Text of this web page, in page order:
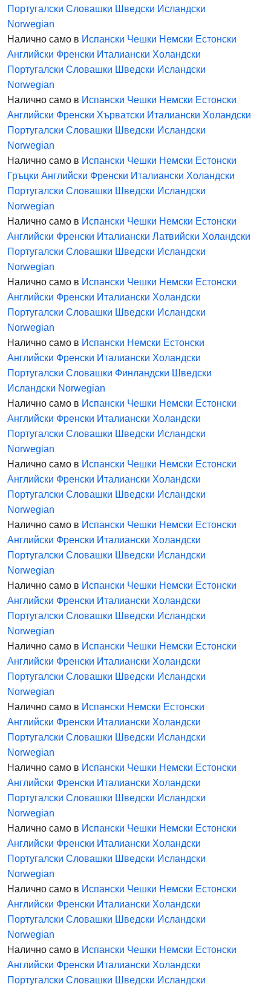
Португалски Словашки Шведски Исландски
Norwegian
Налично само в Испански Чешки Немски Естонски
Английски Френски Италиански Холандски
Португалски Словашки Шведски Исландски
Norwegian
Налично само в Испански Чешки Немски Естонски
Английски Френски Хърватски Италиански Холандски
Португалски Словашки Шведски Исландски
Norwegian
Налично само в Испански Чешки Немски Естонски
Гръцки Английски Френски Италиански Холандски
Португалски Словашки Шведски Исландски
Norwegian
Налично само в Испански Чешки Немски Естонски
Английски Френски Италиански Латвийски Холандски
Португалски Словашки Шведски Исландски
Norwegian
Налично само в Испански Чешки Немски Естонски
Английски Френски Италиански Холандски
Португалски Словашки Шведски Исландски
Norwegian
Налично само в Испански Немски Естонски
Английски Френски Италиански Холандски
Португалски Словашки Финландски Шведски
Исландски Norwegian
Налично само в Испански Чешки Немски Естонски
Английски Френски Италиански Холандски
Португалски Словашки Шведски Исландски
Norwegian
Налично само в Испански Чешки Немски Естонски
Английски Френски Италиански Холандски
Португалски Словашки Шведски Исландски
Norwegian
Налично само в Испански Чешки Немски Естонски
Английски Френски Италиански Холандски
Португалски Словашки Шведски Исландски
Norwegian
Налично само в Испански Чешки Немски Естонски
Английски Френски Италиански Холандски
Португалски Словашки Шведски Исландски
Norwegian
Налично само в Испански Чешки Немски Естонски
Английски Френски Италиански Холандски
Португалски Словашки Шведски Исландски
Norwegian
Налично само в Испански Немски Естонски
Английски Френски Италиански Холандски
Португалски Словашки Шведски Исландски
Norwegian
Налично само в Испански Чешки Немски Естонски
Английски Френски Италиански Холандски
Португалски Словашки Шведски Исландски
Norwegian
Налично само в Испански Чешки Немски Естонски
Английски Френски Италиански Холандски
Португалски Словашки Шведски Исландски
Norwegian
Налично само в Испански Чешки Немски Естонски
Английски Френски Италиански Холандски
Португалски Словашки Шведски Исландски
Norwegian
Налично само в Испански Чешки Немски Естонски
Английски Френски Италиански Холандски
Португалски Словашки Шведски Исландски